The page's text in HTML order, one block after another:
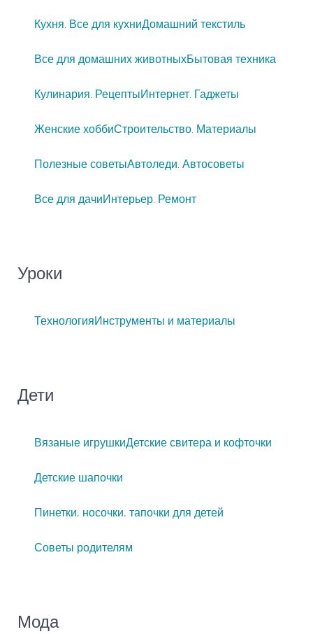
Кухня. Все для кухниДомашний текстиль
Все для домашних животныхБытовая техника
Кулинария. РецептыИнтернет. Гаджеты
Женские хоббиСтроительство. Материалы
Полезные советыАвтоледи. Автосоветы
Все для дачиИнтерьер. Ремонт
Уроки
ТехнологияИнструменты и материалы
Дети
Вязаные игрушкиДетские свитера и кофточки
Детские шапочки
Пинетки, носочки, тапочки для детей
Советы родителям
Мода